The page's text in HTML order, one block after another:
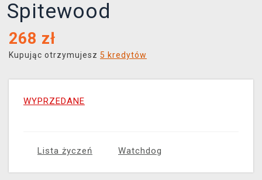
Spitewood
268 zł
Kupując otrzymujesz 5 kredytów
WYPRZEDANE
Lista życzeń Watchdog